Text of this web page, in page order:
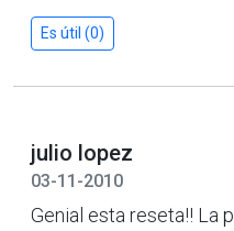
Es útil (0)
julio lopez
03-11-2010
Genial esta reseta!! La